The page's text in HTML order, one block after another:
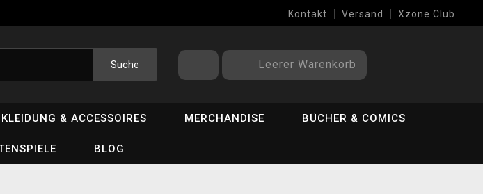
Kontakt Versand Xzone Club
Suche Leerer Warenkorb
KLEIDUNG & ACCESSOIRES MERCHANDISE BÜCHER & COMICS
BLOG